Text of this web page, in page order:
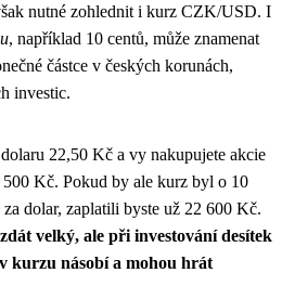
nutné zohlednit i kurz CZK/USD. I
, například 10 centů, může znamenat
částce v českých korunách,
investic.
22,50 Kč a vy nakupujete akcie
Kč. Pokud by ale kurz byl o 10
dolar, zaplatili byste už 22 600 Kč.
velký, ale při investování desítek
kurzu násobí a mohou hrát